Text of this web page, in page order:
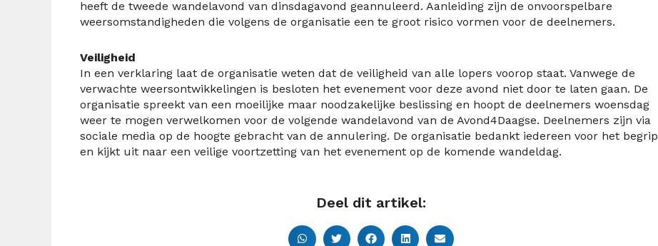
heeft de tweede wandelavond van dinsdagavond geannuleerd. Aanleiding zijn de onvoorspelbare
weersomstandigheden die volgens de organisatie een te groot risico vormen voor de deelnemers.
Veiligheid
In een verklaring laat de organisatie weten dat de veiligheid van alle lopers voorop staat. Vanwege de
verwachte weersontwikkelingen is besloten het evenement voor deze avond niet door te laten gaan. De
organisatie spreekt van een moeilijke maar noodzakelijke beslissing en hoopt de deelnemers woensdag
weer te mogen verwelkomen voor de volgende wandelavond van de Avond4Daagse. Deelnemers zijn via
sociale media op de hoogte gebracht van de annulering. De organisatie bedankt iedereen voor het begrip
en kijkt uit naar een veilige voortzetting van het evenement op de komende wandeldag.
Deel dit artikel: